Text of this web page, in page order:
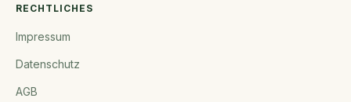
RECHTLICHES
Impressum
Datenschutz
AGB